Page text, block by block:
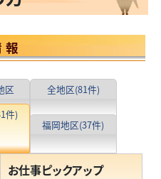
区
全地区(81件)
件)
福岡地区(37件)
お仕事ピックアップ